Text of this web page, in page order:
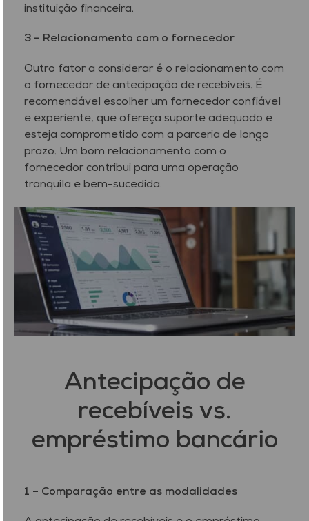
instituição financeira.
3 – Relacionamento com o fornecedor
Outro fator a considerar é o relacionamento com
o fornecedor de antecipação de recebíveis. É
recomendável escolher um fornecedor confiável
e experiente, que ofereça suporte adequado e
esteja comprometido com a parceria de longo
prazo. Um bom relacionamento com o
fornecedor contribui para uma operação
tranquila e bem-sucedida.
Antecipação de
recebíveis vs.
empréstimo bancário
1 – Comparação entre as modalidades